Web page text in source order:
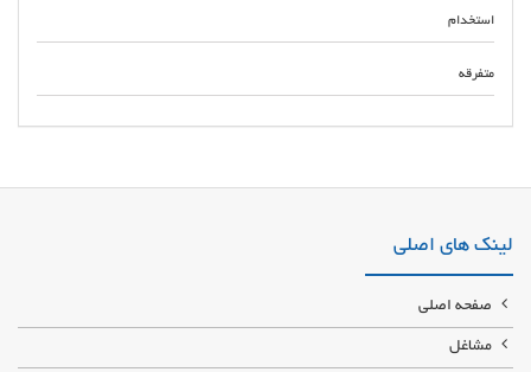
استخدام
متفرقه
تخصصی ماشین سنگین پخش قطعات راهسازی و زیر بندی قطعات زیربندی ماشین
لینک های اصلی
صفحه اصلی
مشاغل